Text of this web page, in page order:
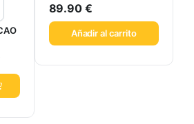
89.90 €
Añadir al carrito